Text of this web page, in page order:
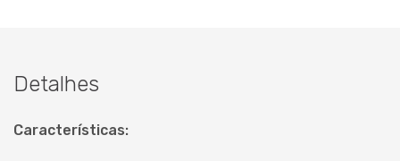
Detalhes
Características: